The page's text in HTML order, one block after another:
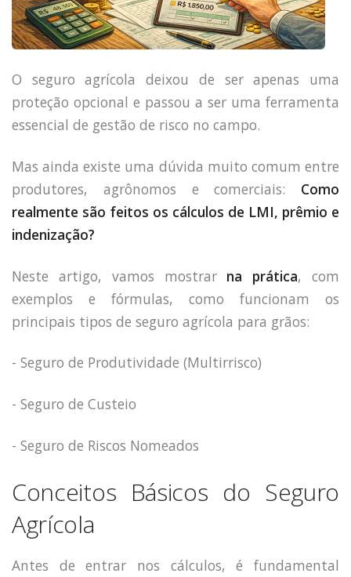
O seguro agrícola deixou de ser apenas uma
proteção opcional e passou a ser uma ferramenta
essencial de gestão de risco no campo.
Mas ainda existe uma dúvida muito comum entre
produtores, agrônomos e comerciais: Como
realmente são feitos os cálculos de LMI, prêmio e
indenização?
Neste artigo, vamos mostrar na prática, com
exemplos e fórmulas, como funcionam os
principais tipos de seguro agrícola para grãos:
- Seguro de Produtividade (Multirrisco)
- Seguro de Custeio
- Seguro de Riscos Nomeados
Conceitos Básicos do Seguro
Agrícola
Antes de entrar nos cálculos, é fundamental